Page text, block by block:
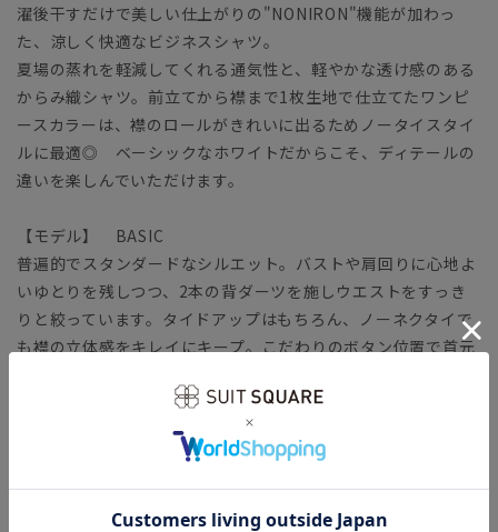
濯後干すだけで美しい仕上がりの"NONIRON"機能が加わっ
た、涼しく快適なビジネスシャツ。
夏場の蒸れを軽減してくれる通気性と、軽やかな透け感のある
からみ織シャツ。前立てから襟まで1枚生地で仕立てたワンピ
ースカラーは、襟のロールがきれいに出るためノータイスタイ
ルに最適◎ ベーシックなホワイトだからこそ、ディテールの
違いを楽しんでいただけます。
【モデル】 BASIC
普遍的でスタンダードなシルエット。バストや肩回りに心地よ
いゆとりを残しつつ、2本の背ダーツを施しウエストをすっき
りと絞っています。タイドアップはもちろん、ノーネクタイで
も襟の立体感をキレイにキープ。こだわりのボタン位置で首元
上質コットンにポリエステル糸をやや多めにブレンドした、サ
ラッとした生地。パリッとした硬さを解消し、しなやか＆柔ら
かな風合いを獲得しています。